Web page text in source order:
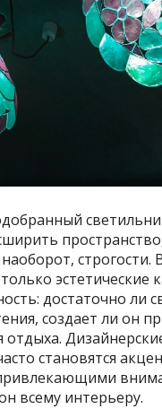
строгости.
эстетические
достаточно ли
создает ли он
отдыха.
становятся
всему интерьеру.